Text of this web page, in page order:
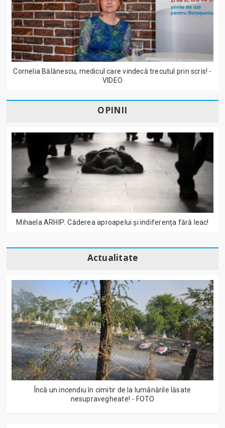
Cornelia Bălănescu, medicul care vindecă trecutul prin scris! -
VIDEO
OPINII
Mihaela ARHIP: Căderea aproapelui și indiferența fără leac!
Actualitate
Încă un incendiu în cimitir de la lumânările lăsate
nesupravegheate! - FOTO